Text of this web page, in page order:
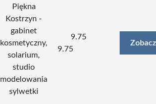
Piękna
Kostrzyn -
gabinet
kosmetyczny,
solarium,
studio
modelowania
sylwetki
9.75
9.75